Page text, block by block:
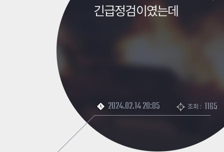
긴급정검이였는데
2024.02.14 20:05 조회 : 1165